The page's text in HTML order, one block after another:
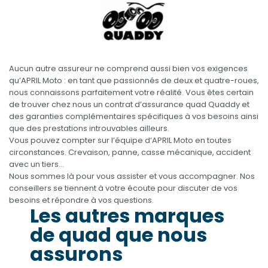
Aucun autre assureur ne comprend aussi bien vos exigences
qu’APRIL Moto : en tant que passionnés de deux et quatre-roues,
nous connaissons parfaitement votre réalité. Vous êtes certain
de trouver chez nous un contrat d’assurance quad Quaddy et
des garanties complémentaires spécifiques à vos besoins ainsi
que des prestations introuvables ailleurs.
Vous pouvez compter sur l’équipe d’APRIL Moto en toutes
circonstances. Crevaison, panne, casse mécanique, accident
avec un tiers…
Nous sommes là pour vous assister et vous accompagner. Nos
conseillers se tiennent à votre écoute pour discuter de vos
besoins et répondre à vos questions.
Les autres marques
de quad que nous
assurons